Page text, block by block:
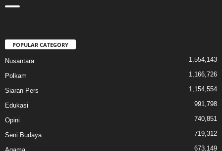
POPULAR CATEGORY
Nusantara 1,554,143
Polkam 1,166,726
Siaran Pers 1,154,554
Edukasi 991,798
Opini 740,851
Seni Budaya 719,312
673,149